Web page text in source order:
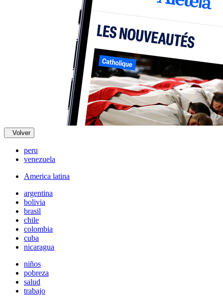
Volver
peru
venezuela
America latina
argentina
bolivia
brasil
chile
colombia
cuba
nicaragua
niños
pobreza
salud
trabajo